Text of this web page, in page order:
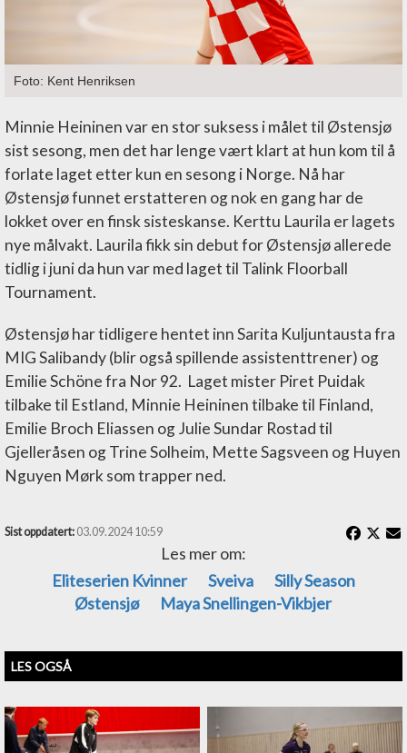
Foto: Kent Henriksen
Minnie Heininen var en stor suksess i målet til Østensjø
sist sesong, men det har lenge vært klart at hun kom til å
forlate laget etter kun en sesong i Norge. Nå har
Østensjø funnet erstatteren og nok en gang har de
lokket over en finsk sisteskanse. Kerttu Laurila er lagets
nye målvakt. Laurila fikk sin debut for Østensjø allerede
tidlig i juni da hun var med laget til Talink Floorball
Tournament.
Østensjø har tidligere hentet inn Sarita Kuljuntausta fra
MIG Salibandy (blir også spillende assistenttrener) og
Emilie Schöne fra Nor 92. Laget mister Piret Puidak
tilbake til Estland, Minnie Heininen tilbake til Finland,
Emilie Broch Eliassen og Julie Sundar Rostad til
Gjelleråsen og Trine Solheim, Mette Sagsveen og Huyen
Nguyen Mørk som trapper ned.
Sist oppdatert: 03.09.2024 10:59
Les mer om:
Eliteserien Kvinner
Sveiva
Silly Season
Østensjø
Maya Snellingen-Vikbjer
LES OGSÅ